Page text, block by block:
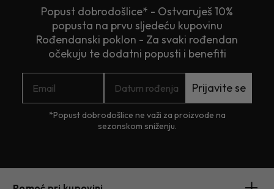
Popust dobrodošlice* - Ostvaruješ 10%
popusta na prvu sljedeću kupovinu
Rođendanski poklon - Za svaki rođendan
očekuju te dodatni popusti i benefiti
Prijavite se
*Popust dobrodošlice ne važi za proizvode na
sezonskom sniženju.